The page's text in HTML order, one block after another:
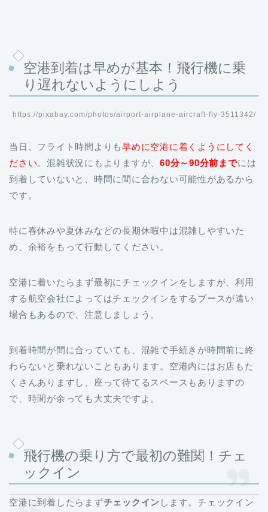
空港到着は早めが基本！飛行機に乗
り遅れないようにしよう
https://pixabay.com/photos/airport-airplane-aircraft-fly-3511342/
当日、フライト時間よりも早めに空港に着くようにしてく
ださい。混雑状況にもよりますが、60分～90分前までには
到着していないと、時間に間に合わない可能性があるから
です。
特に春休みや夏休みなどの長期休暇中は混雑しやすいた
め、余裕をもって行動してください。
空港に着いたらまず最初にチェックインをしますが、利用
する航空会社によってはチェックインをするブースが遠い
場合もあるので、注意しましょう。
到着時間が間に合っていても、混雑で手続きが時間前に終
わらないと乗れないこともあります。空港内にはお店もた
くさんありますし、座って待てるスペースもありますの
で、時間が余っても大丈夫ですよ。
飛行機の乗り方で最初の難関！チェ
ックイン
空港に到着したらまずチェックイン します。チェックイン